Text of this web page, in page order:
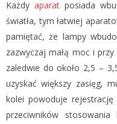
Każdy aparatposiada
światła, tym łatwiej
pamiętać, że lampy
zazwyczaj małą moc i
zaledwie do około 2,5 –
uzyskać większy zasięg,
kolei powoduje
przeciwników stosowania